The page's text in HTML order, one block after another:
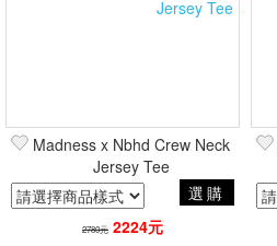
篩選
Madness x Nbhd Crew Neck
Jersey Tee
選購
2780元 2224元